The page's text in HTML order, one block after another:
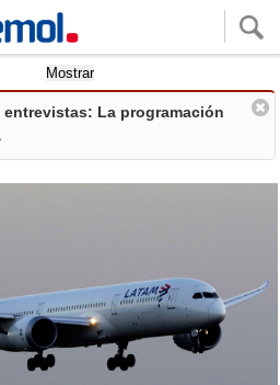
Mostrar
entrevistas: La programación